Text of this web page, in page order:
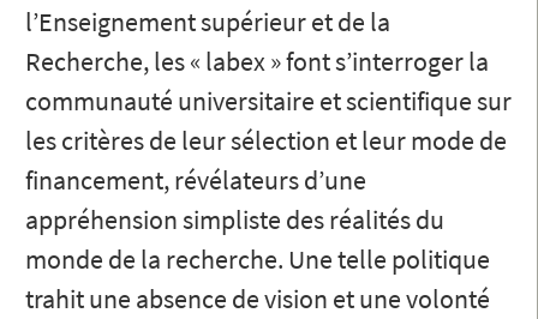
l’Enseignement supérieur et de la
Recherche, les « labex » font s’interroger la
communauté universitaire et scientifique sur
les critères de leur sélection et leur mode de
financement, révélateurs d’une
appréhension simpliste des réalités du
monde de la recherche. Une telle politique
trahit une absence de vision et une volonté